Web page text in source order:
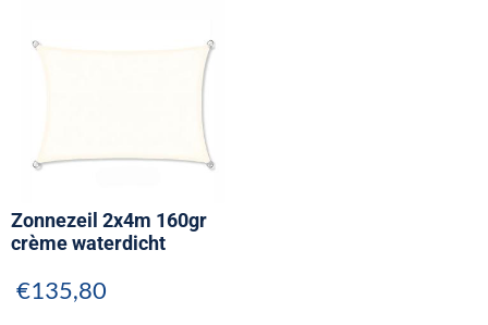
Zonnezeil 2x4m 160gr
crème waterdicht
€135,80